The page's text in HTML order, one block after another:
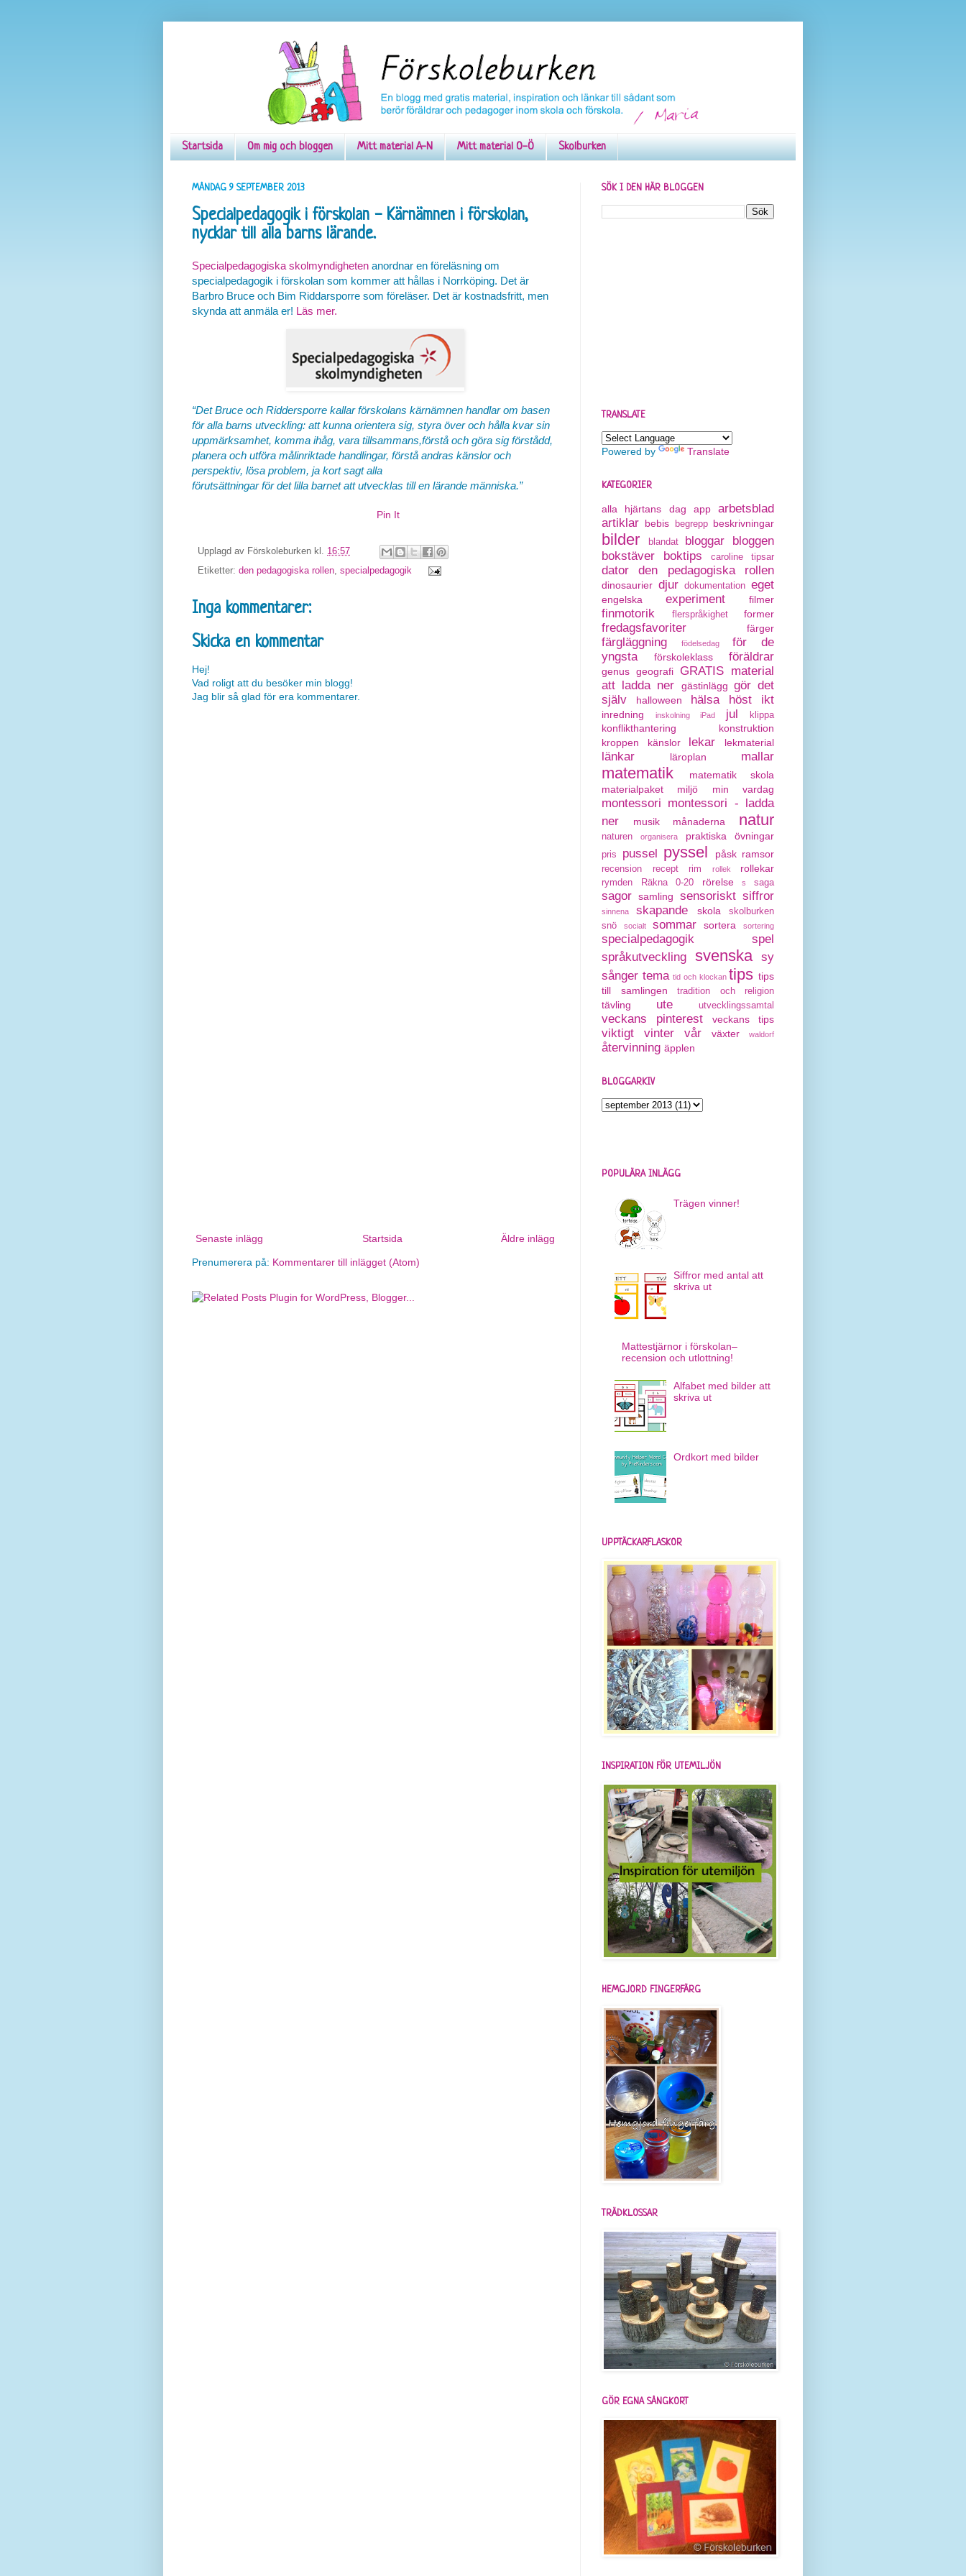
Startsida Om mig och bloggen Mitt material A-N Mitt material O-Ö Skolburken
MÅNDAG 9 SEPTEMBER 2013
Specialpedagogik i förskolan - Kärnämnen i förskolan,
nycklar till alla barns lärande.
Specialpedagogiska skolmyndigheten anordnar en föreläsning om
specialpedagogik i förskolan som kommer att hållas i Norrköping. Det är
Barbro Bruce och Bim Riddarsporre som föreläser. Det är kostnadsfritt, men
skynda att anmäla er! Läs mer.
“Det Bruce och Riddersporre kallar förskolans kärnämnen handlar om basen
för alla barns utveckling: att kunna orientera sig, styra över och hålla kvar sin
uppmärksamhet, komma ihåg, vara tillsammans,förstå och göra sig förstådd,
planera och utföra målinriktade handlingar, förstå andras känslor och
perspektiv, lösa problem, ja kort sagt alla
förutsättningar för det lilla barnet att utvecklas till en lärande människa.”
Pin It
Upplagd av Förskoleburken kl. 16:57
Etiketter: den pedagogiska rollen specialpedagogik
Inga kommentarer:
Skicka en kommentar
Hej!
Vad roligt att du besöker min blogg!
Jag blir så glad för era kommentarer.
Senaste inlägg Äldre inlägg
Startsida
Prenumerera på: Kommentarer till inlägget (Atom)
SÖK I DEN HÄR BLOGGEN
TRANSLATE
Powered by Translate
KATEGORIER
alla hjärtans dag app
arbetsblad
artiklar bebis begrepp beskrivningar
bilder blandat bloggar
bloggen
bokstäver
boktips caroline tipsar
dator den pedagogiska rollen
dinosaurier djur dokumentation eget
engelska experiment filmer
finmotorik flerspråkighet former
fredagsfavoriter färger
färgläggning födelsedag
för de
yngsta
förskoleklass föräldrar
genus geografi GRATIS material
att ladda ner
gästinlägg gör det
själv
halloween hälsa höst ikt
inredning inskolning iPad jul klippa
konflikthantering
konstruktion
kroppen
känslor lekar lekmaterial
länkar läroplan mallar
matematik
matematik skola
materialpaket
miljö min vardag
montessori montessori - ladda
ner
musik månaderna natur
naturen organisera praktiska övningar
pris pussel pyssel påsk ramsor
recension recept rim rollek rollekar
rymden Räkna 0-20 rörelse s saga
sagor samling sensoriskt siffror
sinnena skapande skola
skolburken
snö
socialt sommar sortera sortering
specialpedagogik
spel
språkutveckling
svenska
sy
sånger tema tid och klockan tips tips
till samlingen
tradition och religion
tävling ute utvecklingssamtal
veckans pinterest veckans tips
viktigt vinter vår växter waldorf
återvinning äpplen
BLOGGARKIV
POPULÄRA INLÄGG
Trägen vinner!
Siffror med antal att
skriva ut
Mattestjärnor i förskolan–
recension och utlottning!
Alfabet med bilder att
skriva ut
Ordkort med bilder
UPPTÄCKARFLASKOR
INSPIRATION FÖR UTEMILJÖN
HEMGJORD FINGERFÄRG
TRÄDKLOSSAR
GÖR EGNA SÅNGKORT